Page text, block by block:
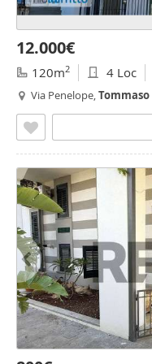
12.000€
120m2 4 Loc
Via Penelope,Tommaso